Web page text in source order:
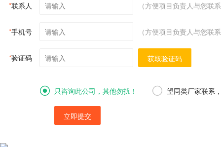
*联系人 （方便项目负责人与您联
*手机号 （方便项目负责人与您联
*验证码 获取验证码
只咨询此公司，其他勿扰！ 望同类厂家联系
立即提交